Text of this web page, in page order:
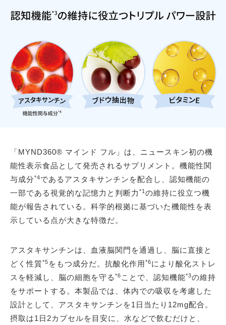
「MYND360® マインド フル」は、ニュースキン初の機
能性表示食品として発売されるサプリメント。機能性関
与成分*4であるアスタキサンチンを配合し、認知機能の
一部である視覚的な記憶力と判断力 *1 の維持に役立つ機
能が報告されている。科学的根拠に基づいた機能性を表
示している点が大きな特徴だ。
アスタキサンチンは、血液脳関門を通過し、脳に直接と
どく性質*5 をもつ成分だ。抗酸化作用*6により酸化ストレ
スを軽減し、脳の細胞を守る *6 ことで、認知機能*3の維持
をサポートする。本製品では、体内での吸収を考慮した
設計として、アスタキサンチンを1日当たり12mg配合。
摂取は1日2カプセルを目安に、水などで飲むだけと、